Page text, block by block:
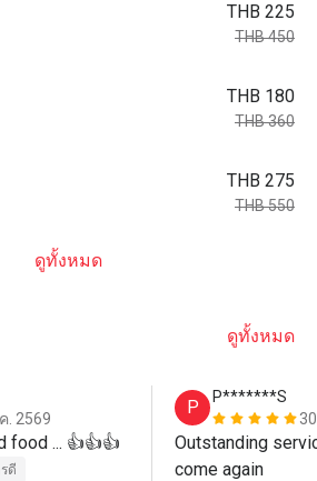
THB 225
THB 450
THB 180
THB 360
THB 275
THB 550
ดูทั้งหมด
ดูทั้งหมด
. 2569
food ... 👍👍👍
ดี
P
P*******S
Outstanding
come again